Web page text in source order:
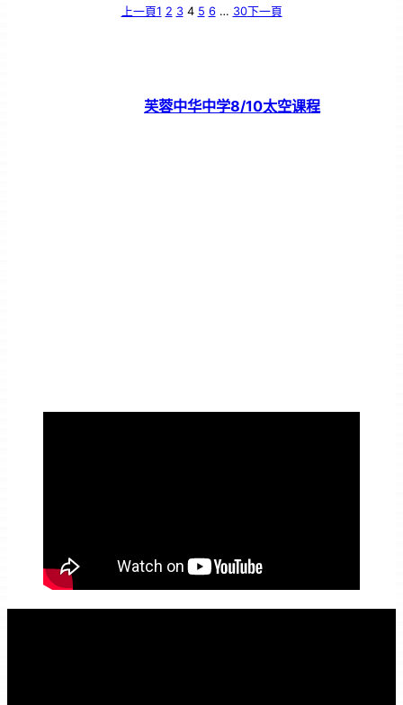
上一頁1 2 3 4 5 6 … 30下一頁
芙蓉中华中学8/10太空课程